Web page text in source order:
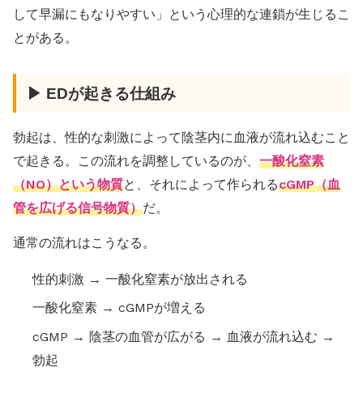
して早漏にもなりやすい」という心理的な連鎖が生じるこ
とがある。
▶ EDが起きる仕組み
勃起は、性的な刺激によって陰茎内に血液が流れ込むこと
で起きる。この流れを調整しているのが、 一酸化窒素
（NO）という物質と、それによって作られるcGMP（血
管を広げる信号物質）だ。
通常の流れはこうなる。
性的刺激 → 一酸化窒素が放出される
一酸化窒素 → cGMPが増える
cGMP → 陰茎の血管が広がる → 血液が流れ込む →
勃起